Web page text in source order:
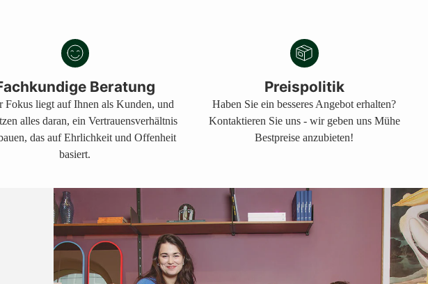
Warenkorb
Beratung
Fokus liegt auf Ihnen als Kunden, und
alles daran, ein Vertrauensverhältnis
das auf Ehrlichkeit und Offenheit
basiert.
Preispolitik
Haben Sie ein besseres Angebot erhalten?
Kontaktieren Sie uns - wir geben uns Mühe
Bestpreise anzubieten!